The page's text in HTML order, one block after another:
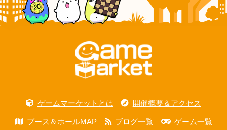
ゲームマーケットとは 開催概要＆アクセス
ブース＆ホールMAP ブログ一覧 ゲーム一覧